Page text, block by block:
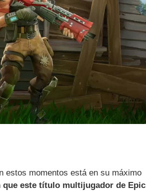
estos momentos está en su máximo
que este título multijugador de Epic